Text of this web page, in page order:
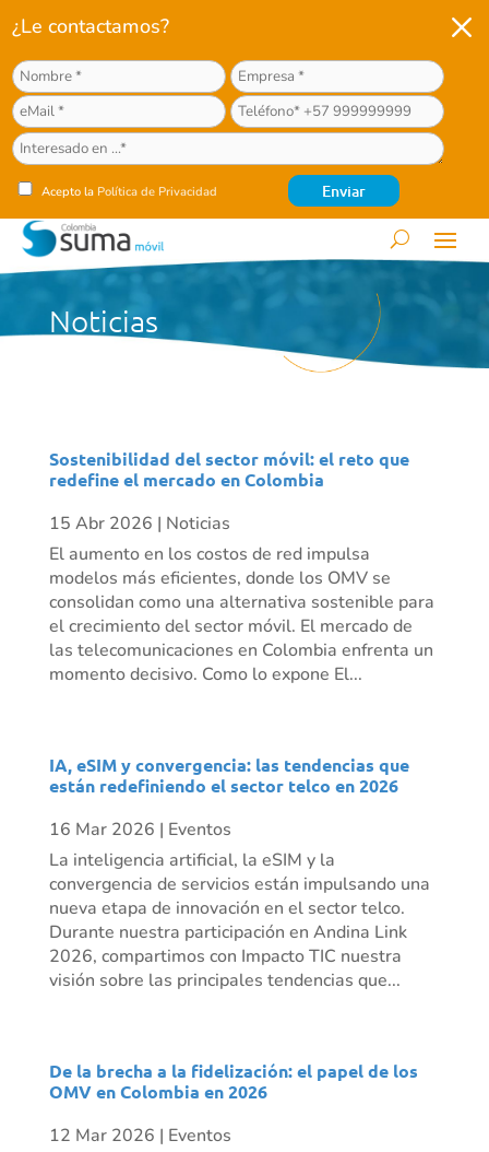
¿Le contactamos?
Acepto la Política de Privacidad
M
Noticias
Sostenibilidad del sector móvil: el reto que
redefine el mercado en Colombia
15 Abr 2026 | Noticias
El aumento en los costos de red impulsa
modelos más eficientes, donde los OMV se
consolidan como una alternativa sostenible para
el crecimiento del sector móvil. El mercado de
las telecomunicaciones en Colombia enfrenta un
momento decisivo. Como lo expone El...
IA, eSIM y convergencia: las tendencias que
están redefiniendo el sector telco en 2026
16 Mar 2026 | Eventos
La inteligencia artificial, la eSIM y la
convergencia de servicios están impulsando una
nueva etapa de innovación en el sector telco.
Durante nuestra participación en Andina Link
2026, compartimos con Impacto TIC nuestra
visión sobre las principales tendencias que...
De la brecha a la fidelización: el papel de los
OMV en Colombia en 2026
12 Mar 2026 | Eventos